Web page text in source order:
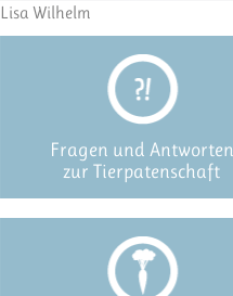
Lisa Wilhelm
Fragen und Antworten
zur Tierpatenschaft